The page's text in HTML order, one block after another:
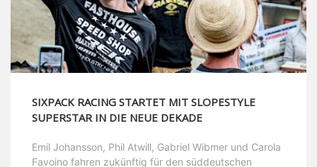
SIXPACK RACING STARTET MIT SLOPESTYLE
SUPERSTAR IN DIE NEUE DEKADE
Emil Johansson, Phil Atwill, Gabriel Wibmer und Carola
Favoino fahren zukünftig für den süddeutschen